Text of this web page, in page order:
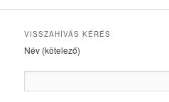
VISSZAHÍVÁS KÉRÉS
Név (kötelező)